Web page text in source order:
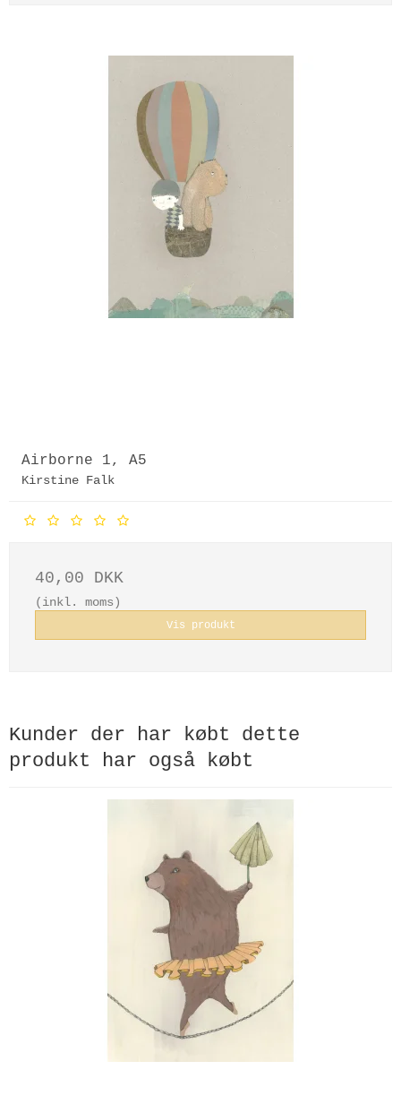
Airborne 1, A5
Kirstine Falk
40,00 DKK
(inkl. moms)
Vis produkt
Kunder der har købt dette
produkt har også købt